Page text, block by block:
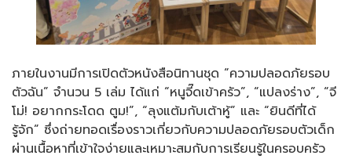
ภายในงานมีการเปิดตัวหนังสือนิทานชุด “ความปลอดภัยรอบ
ตัวฉัน” จำนวน 5 เล่ม ได้แก่ “หนูจี๊ดเข้าครัว”, “แปลงร่าง”, “จี
โม่! อยากกระโดด ตูม!”, “ลุงแต้มกับเต้าหู้” และ “ยินดีที่ได้
รู้จัก” ซึ่งถ่ายทอดเรื่องราวเกี่ยวกับความปลอดภัยรอบตัวเด็ก
ผ่านเนื้อหาที่เข้าใจง่ายและเหมาะสมกับการเรียนรู้ในครอบครัว